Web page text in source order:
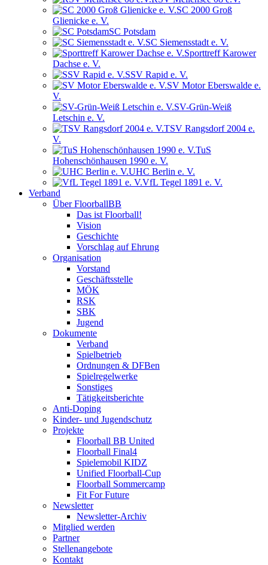
SC 2000 Groß
Glienicke e. V.
SC Potsdam
SC Siemensstadt e. V.
Sporttreff Karower
Dachse e. V.
SSV Rapid e. V.
SV Motor Eberswalde e.
V.
SV-Grün-Weiß
Letschin e. V.
TSV Rangsdorf 2004 e.
V.
TuS
Hohenschönhausen 1990 e. V.
UHC Berlin e. V.
VfL Tegel 1891 e. V.
Verband
Über FloorballBB
Das ist Floorball!
Vision
Geschichte
Vorschlag auf Ehrung
Organisation
Vorstand
Geschäftsstelle
MÖK
RSK
SBK
Jugend
Dokumente
Verband
Spielbetrieb
Ordnungen & DFBen
Spielregelwerke
Sonstiges
Tätigkeitsberichte
Anti-Doping
Kinder- und Jugendschutz
Projekte
Floorball BB United
Floorball Final4
Spielemobil KIDZ
Unified Floorball-Cup
Floorball Sommercamp
Fit For Future
Newsletter
Newsletter-Archiv
Mitglied werden
Partner
Stellenangebote
Kontakt